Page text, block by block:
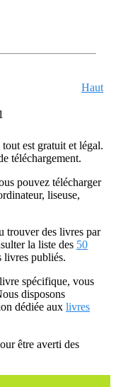
Haut
est gratuit et légal.
téléchargement.
pouvez télécharger
liseuse,
trouver des livres par
la liste des 50
livres publiés.
spécifique, vous
disposons
dédiée aux livres
être averti des